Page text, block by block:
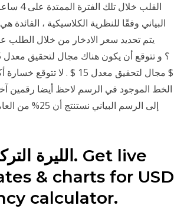
البياني وفقًا للنظرية الكلاسيكية ،
يتم تحديد سعر الادخار من خلال
& charts for USD
calculator.